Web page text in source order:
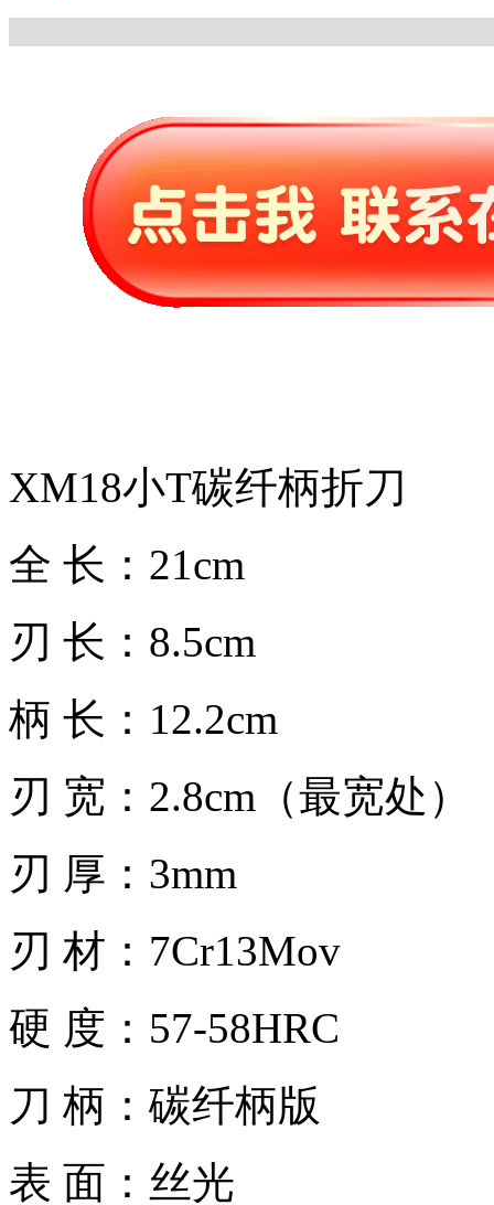
XM18小T碳纤柄折刀
全 长：21cm
刃 长：8.5cm
柄 长：12.2cm
刃 宽：2.8cm（最宽处）
刃 厚：3mm
刃 材：7Cr13Mov
硬 度：57-58HRC
刀 柄：碳纤柄版
表 面：丝光